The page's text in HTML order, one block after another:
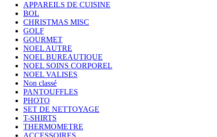
APPAREILS DE CUISINE
BOL
CHRISTMAS MISC
GOLF
GOURMET
NOEL AUTRE
NOEL BUREAUTIQUE
NOEL SOINS CORPOREL
NOEL VALISES
Non classé
PANTOUFFLES
PHOTO
SET DE NETTOYAGE
T-SHIRTS
THERMOMETRE